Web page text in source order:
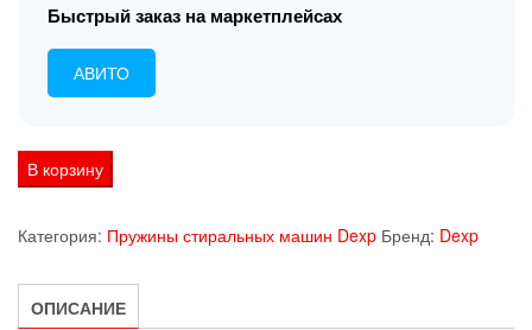
Быстрый заказ на маркетплейсах
АВИТО
Количество
товара
стиральной
машины
Dexp
В корзину
Категория: Пружины стиральных машин Dexp Бренд: Dexp
ОПИСАНИЕ